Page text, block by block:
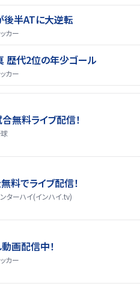
半ATに大逆転
カー
歴代2位の年少ゴール
カー
無料ライブ配信！
料でライブ配信！
ターハイ(インハイ.tv)
画配信中！
カー